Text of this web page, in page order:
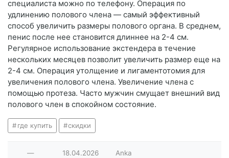
специалиста можно по телефону. Операция по
удлинению полового члена — самый эффективный
способ увеличить размеры полового органа. В среднем,
пенис после нее становится длиннее на 2-4 см.
Регулярное использование экстендера в течение
нескольких месяцев позволит увеличить размер еще на
2-4 см. Операция утолщение и лигаментотомия для
увеличения полового члена. Увеличение члена с
помощью протеза. Часто мужчин смущает внешний вид
полового член в спокойном состояние.
где купить скидки
— 18.04.2026 Anka